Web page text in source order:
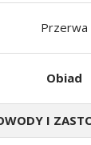
Przerwa
Obiad
I